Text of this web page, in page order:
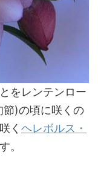
をレンテンロー
節)の頃に咲くの
く ヘレボルス・
。